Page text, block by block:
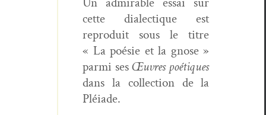
cette dialec­tique est
repro­duit sous le titre
« La poésie et la gnose »
par­mi sesŒuvres poé­tiques
dans la col­lec­tion de la
Pléiade.